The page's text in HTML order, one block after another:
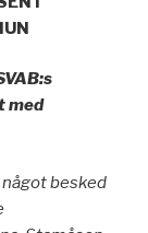
med
besked